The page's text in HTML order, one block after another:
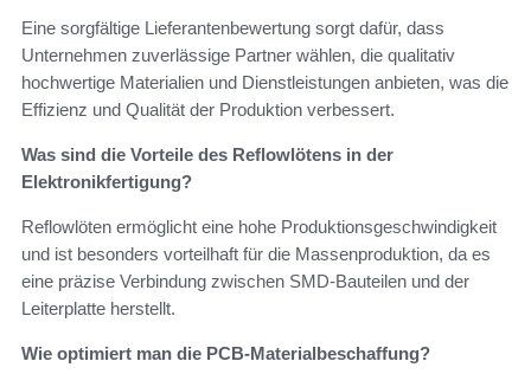
Eine sorgfältige Lieferantenbewertung sorgt dafür, dass
Unternehmen zuverlässige Partner wählen, die qualitativ
hochwertige Materialien und Dienstleistungen anbieten, was die
Effizienz und Qualität der Produktion verbessert.
Was sind die Vorteile des Reflowlötens in der
Elektronikfertigung?
Reflowlöten ermöglicht eine hohe Produktionsgeschwindigkeit
und ist besonders vorteilhaft für die Massenproduktion, da es
eine präzise Verbindung zwischen SMD-Bauteilen und der
Leiterplatte herstellt.
Wie optimiert man die PCB-Materialbeschaffung?